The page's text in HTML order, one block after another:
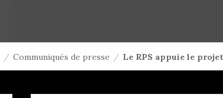
/ Communiqués de presse / Le RPS appuie le